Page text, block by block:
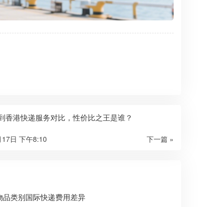
香港快递服务对比，性价比之王是谁？
下一篇 »
日 下午8:10
品类别国际快递费用差异